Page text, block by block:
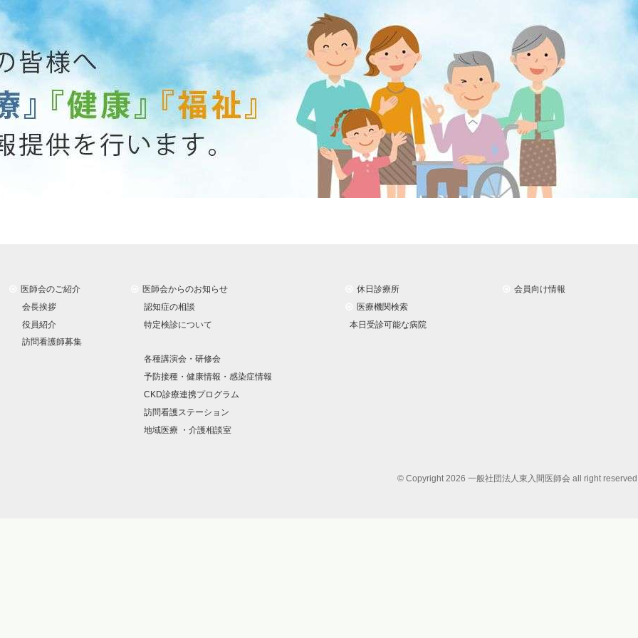
医師会のご紹介
会長挨拶
役員紹介
訪問看護師募集
医師会からのお知らせ
認知症の相談
特定検診について
各種講演会・研修会
予防接種・健康情報・感染症情報
CKD診療連携プログラム
訪問看護ステーション
地域医療 ・介護相談室
休日診療所
医療機関検索
本日受診可能な病院
会員向け情報
© Copyright 2026 一般社団法人東入間医師会 all right